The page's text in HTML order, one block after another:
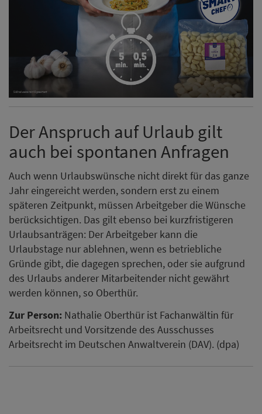
Der Anspruch auf Urlaub gilt
auch bei spontanen Anfragen
Auch wenn Urlaubswünsche nicht direkt für das ganze
Jahr eingereicht werden, sondern erst zu einem
späteren Zeitpunkt, müssen Arbeitgeber die Wünsche
berücksichtigen. Das gilt ebenso bei kurzfristigeren
Urlaubsanträgen: Der Arbeitgeber kann die
Urlaubstage nur ablehnen, wenn es betriebliche
Gründe gibt, die dagegen sprechen, oder sie aufgrund
des Urlaubs anderer Mitarbeitender nicht gewährt
werden können, so Oberthür.
Zur Person: Nathalie Oberthür ist Fachanwältin für
Arbeitsrecht und Vorsitzende des Ausschusses
Arbeitsrecht im Deutschen Anwaltverein (DAV). (dpa)